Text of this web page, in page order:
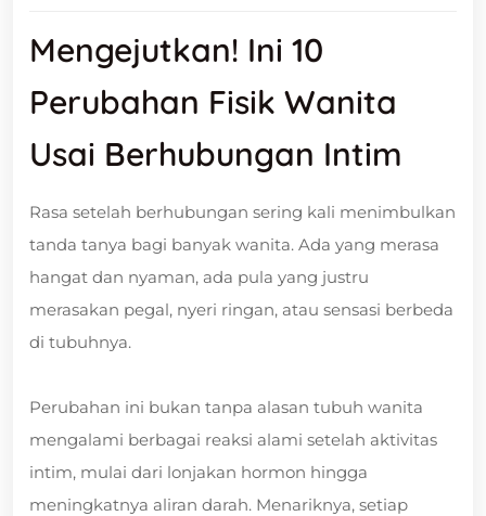
Mengejutkan! Ini 10
Perubahan Fisik Wanita
Usai Berhubungan Intim
Rasa setelah berhubungan sering kali menimbulkan
tanda tanya bagi banyak wanita. Ada yang merasa
hangat dan nyaman, ada pula yang justru
merasakan pegal, nyeri ringan, atau sensasi berbeda
di tubuhnya.
Perubahan ini bukan tanpa alasan tubuh wanita
mengalami berbagai reaksi alami setelah aktivitas
intim, mulai dari lonjakan hormon hingga
meningkatnya aliran darah. Menariknya, setiap